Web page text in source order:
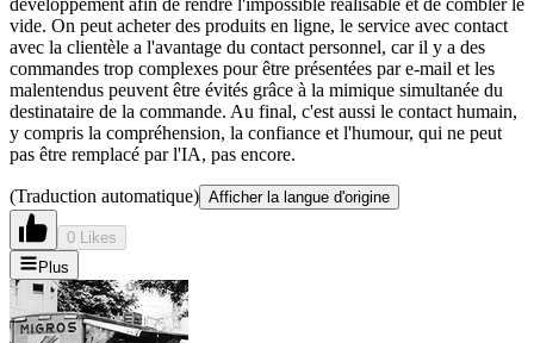
vide. On peut acheter des produits en ligne, le service avec contact
avec la clientèle a l'avantage du contact personnel, car il y a des
commandes trop complexes pour être présentées par e-mail et les
malentendus peuvent être évités grâce à la mimique simultanée du
destinataire de la commande. Au final, c'est aussi le contact humain,
y compris la compréhension, la confiance et l'humour, qui ne peut
pas être remplacé par l'IA, pas encore.
(Traduction automatique) Afficher la langue d'origine
0 Likes
Plus